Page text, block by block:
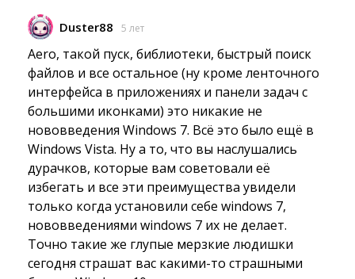
Duster88 5 лет
Aero, такой пуск, библиотеки, быстрый поиск
файлов и все остальное (ну кроме ленточного
интерфейса в приложениях и панели задач с
большими иконками) это никакие не
нововведения Windows 7. Всё это было ещё в
Windows Vista. Ну а то, что вы наслушались
дурачков, которые вам советовали её
избегать и все эти преимущества увидели
только когда установили себе windows 7,
нововведениями windows 7 их не делает.
Точно такие же глупые мерзкие людишки
сегодня страшат вас какими-то страшными